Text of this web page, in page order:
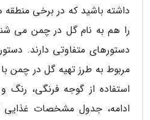
داشته باشید که در برخی منطقه
را هم به نام گل در چمن می
دستورهای متفاوتی دارند.
مربوط به طرز تهیه گل در چمن
استفاده از گوجه فرنگی، رنگ
ادامه، جدول مشخصات